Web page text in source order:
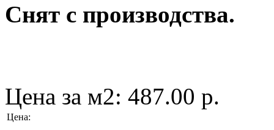
Снят с производства.
Цена за м2: 487.00 р.
Цена: